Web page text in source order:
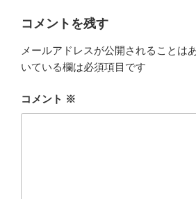
c
e
b
o
o
st
o
d
o
n
ail
コメントを残す
メールアドレスが公開されることは
いている欄は必須項目です
コメント ※